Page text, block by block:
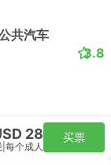
共汽车
3.8
28
每个成人
买票